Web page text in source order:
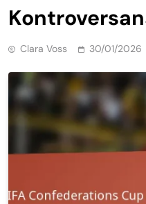
Clara Voss 30/01/2026